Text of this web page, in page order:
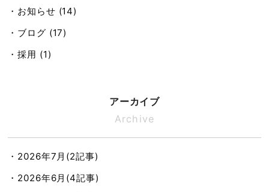
・お知らせ (14)
・ブログ (17)
・採用 (1)
アーカイブ
Archive
・2026年7月(2記事)
・2026年6月(4記事)